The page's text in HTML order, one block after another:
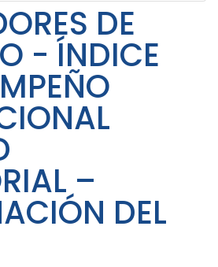
DE
- ÍNDICE
–
DEL